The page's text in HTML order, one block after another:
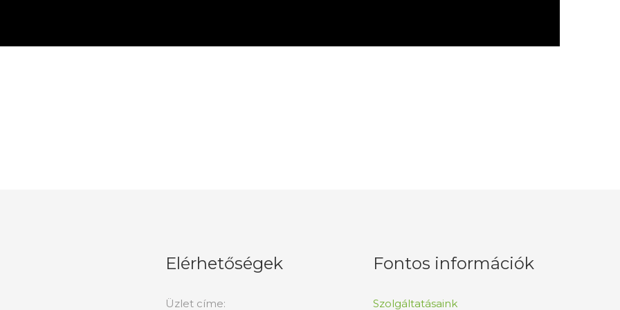
Elérhetőségek
Üzlet címe:
Fontos információk
Szolgáltatásaink